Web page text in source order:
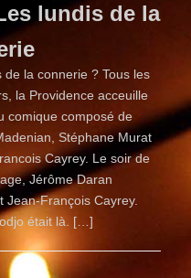
lundis de la
de la connerie ? Tous les
la Providence acceuille
comique composé de
Stéphane Murat
Cayrey. Le soir de
Jérôme Daran
Jean-François Cayrey.
était là. […]